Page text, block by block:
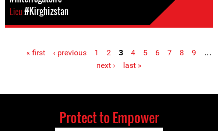
Lieu#Kirghizstan
Pages« first ‹ previous 1 2 3 4 5 6 7 8 9
…
next ›
last »
Protect to Empower